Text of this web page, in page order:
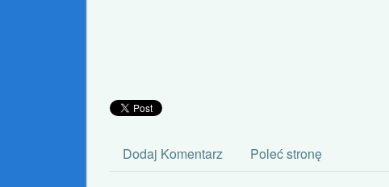
Dodaj Komentarz Poleć stronę